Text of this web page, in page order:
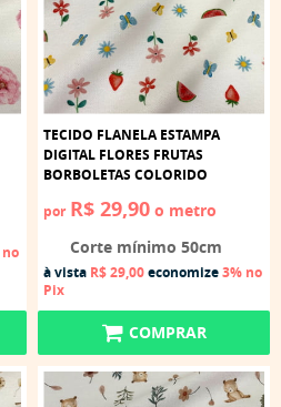
no
TECIDO FLANELA ESTAMPA
DIGITAL FLORES FRUTAS
BORBOLETAS COLORIDO
por R$ 29,90 o metro
Corte mínimo 50cm
à vista R$ 29,00economize3% no
Pix
COMPRAR